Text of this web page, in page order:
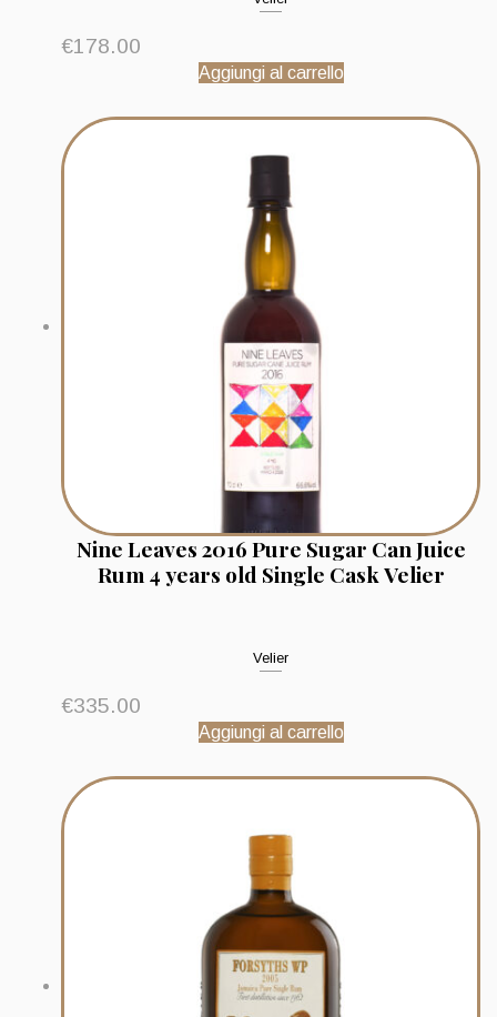
€178.00
Aggiungi al carrello
Nine Leaves 2016 Pure Sugar Can Juice
Rum 4 years old Single Cask Velier
Velier
€335.00
Aggiungi al carrello